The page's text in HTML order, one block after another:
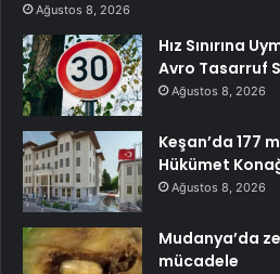
Ağustos 8, 2026
Hız Sınırına
Avro Tasarruf
Ağustos 8, 2026
Keşan’da 177
Hükümet
Ağustos 8, 2026
Mudanya’da
mücadele